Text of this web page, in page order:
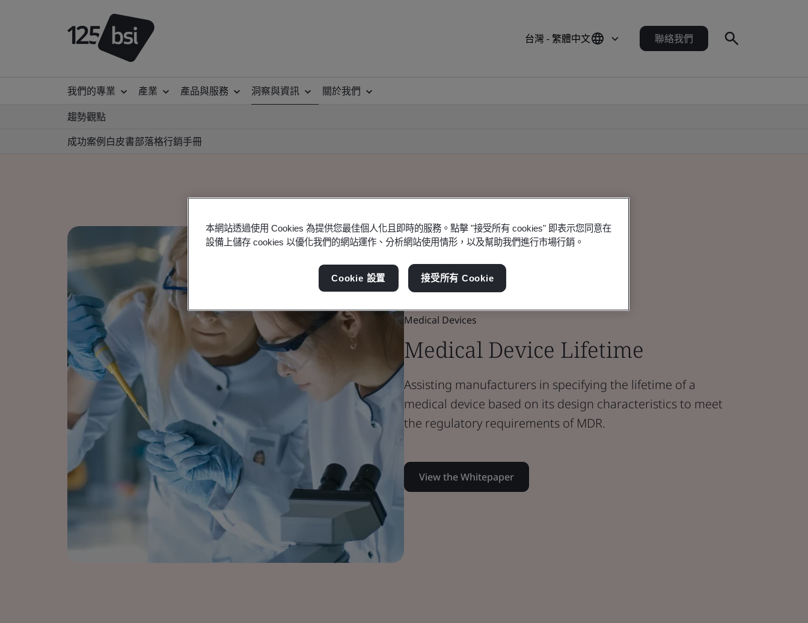
台灣 - 繁體中文 聯絡我們
我們的專業 產業 產品與服務 洞察與資訊
關於我們
趨勢觀點
成功案例白皮書部落格行銷手冊
Medical Devices
Medical Device Lifetime
Assisting manufacturers in specifying the lifetime of a
medical device based on its design characteristics to meet
the regulatory requirements of MDR.
View the Whitepaper
本網站透過使用 Cookies 為提供您最佳個人化且即時的服務。點擊 "接受所有 cookies" 即表示您同意在
設備上儲存 cookies 以優化我們的網站運作、分析網站使用情形，以及幫助我們進行市場行銷。
Cookie 設置 接受所有 Cookie